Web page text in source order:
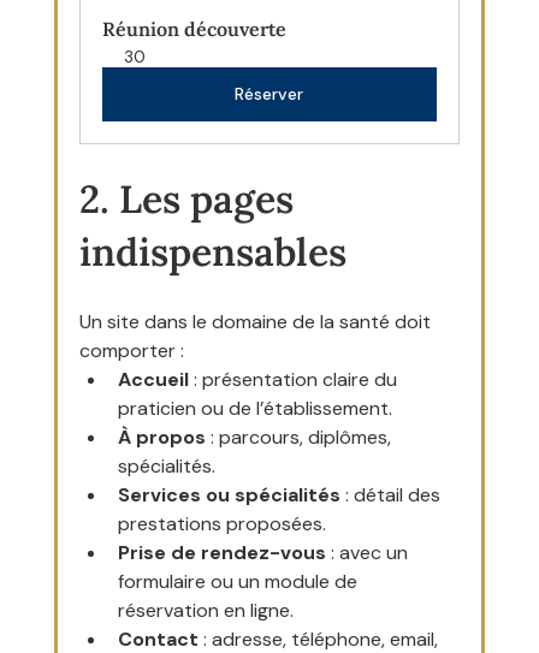
Réunion découverte
30
Réserver
2. Les pages
indispensables
Un site dans le domaine de la santé doit
comporter :
Accueil : présentation claire du
praticien ou de l’établissement.
À propos : parcours, diplômes,
spécialités.
Services ou spécialités : détail des
prestations proposées.
Prise de rendez-vous : avec un
formulaire ou un module de
réservation en ligne.
Contact : adresse, téléphone, email,